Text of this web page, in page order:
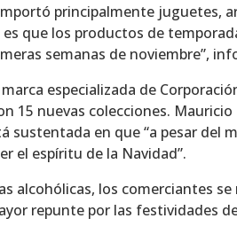
principalmente juguetes,
que los productos de
semanas de noviembre”,
especializada de
15 nuevas colecciones.
sustentada en que “a pesar
el espíritu de la Navidad”.
alcohólicas, los comerciantes
repunte por las festividades